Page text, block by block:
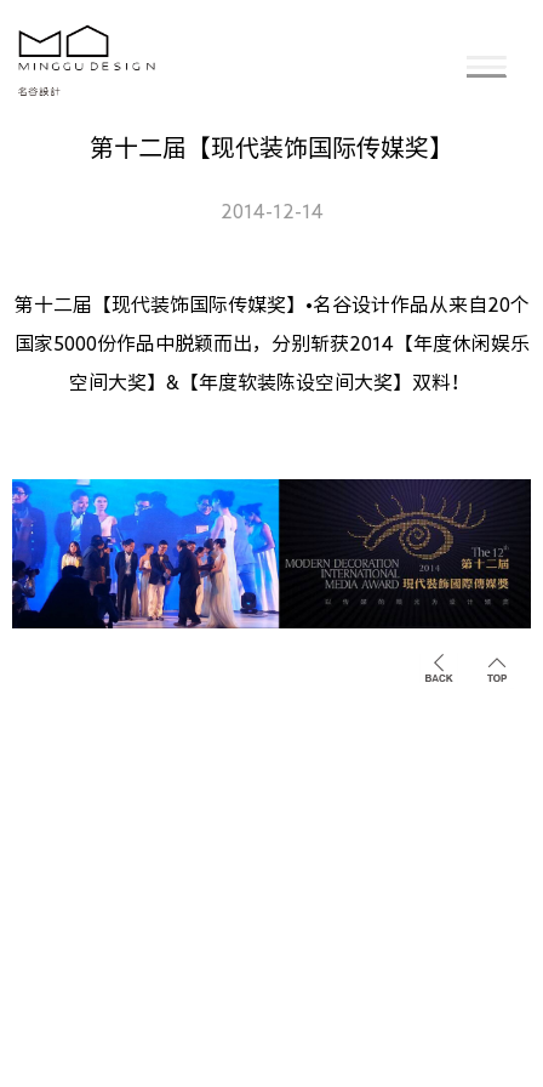
第十二届【现代装饰国际传媒奖】
2014-12-14
第十二届【现代装饰国际传媒奖】•名谷设计作品从来自20个
国家5000份作品中脱颖而出，分别斩获2014【年度休闲娱乐
空间大奖】&【年度软装陈设空间大奖】双料！